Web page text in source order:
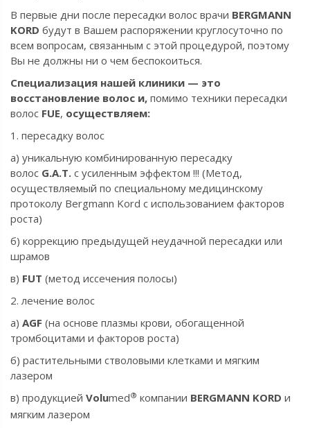
В первые дни после пересадки волос врачи BERGMANN
KORD будут в Вашем распоряжении круглосуточно по
всем вопросам, связанным с этой процедурой, поэтому
Вы не должны ни о чем беспокоиться.
Cпециализация нашей клиники — это
восстановление волос и, помимо техники пересадки
волос FUE, осуществляем:
1. пересадку волос
а) уникальную комбинированную пересадку
волос G.A.T. c усиленным эффектом !!! (Метод,
осуществляемый по специальному медицинскому
протоколу Bergmann Kord с использованием факторов
роста)
б) коррекцию предыдущей неудачной пересадки или
шрамов
в) FUT (метод иссечения полосы)
2. лечение волос
а) AGF (на основе плазмы крови, обогащенной
тромбоцитами и факторов роста)
б) растительными стволовыми клетками и мягким
лазером
в) продукцией Volumed® компании BERGMANN KORD и
мягким лазером